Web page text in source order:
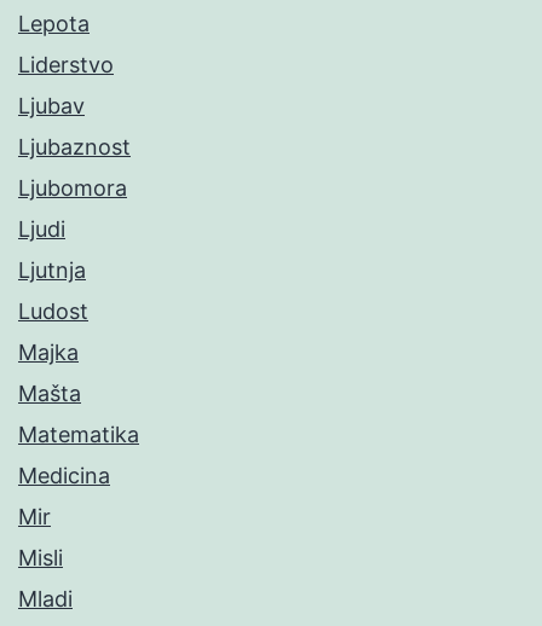
Lepota
Liderstvo
Ljubav
Ljubaznost
Ljubomora
Ljudi
Ljutnja
Ludost
Majka
Mašta
Matematika
Medicina
Mir
Misli
Mladi